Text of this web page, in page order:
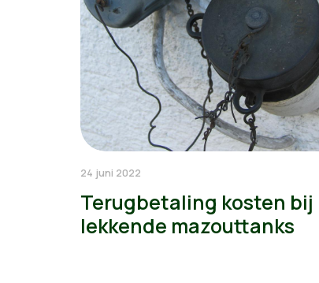
24 juni 2022
Terugbetaling kosten bij
lekkende mazouttanks